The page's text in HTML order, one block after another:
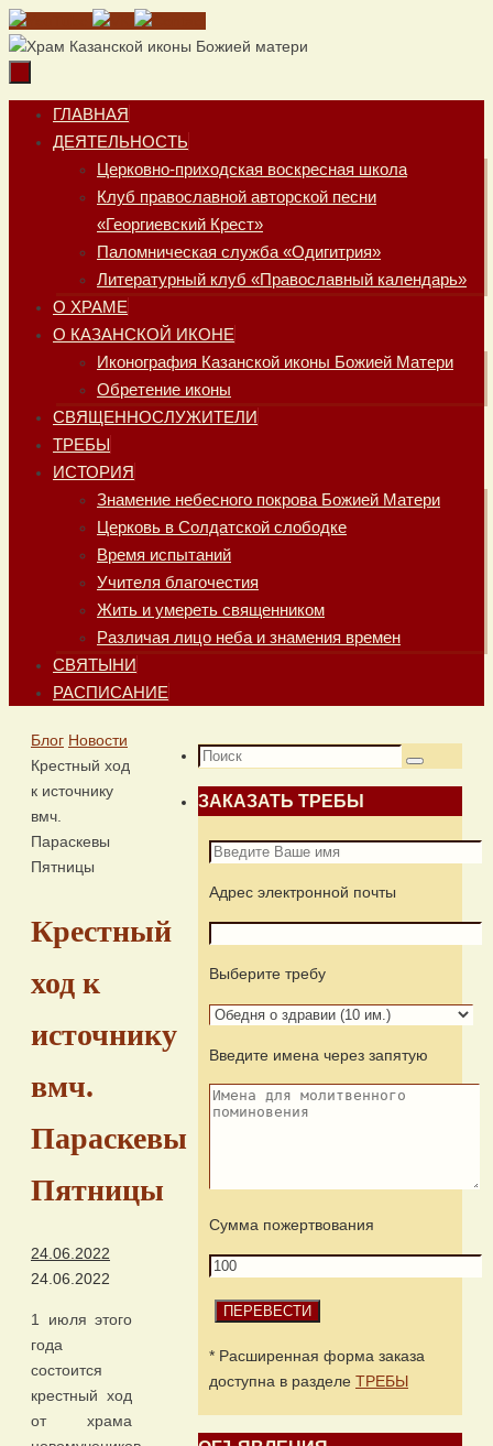
Перейти
к
Перейти
содержимому
ГЛАВНАЯ
ДЕЯТЕЛЬНОСТЬ
Церковно-приходская воскресная школа
Клуб православной авторской песни
«Георгиевский Крест»
Паломническая служба «Одигитрия»
Литературный клуб «Православный календарь»
О ХРАМЕ
О КАЗАНСКОЙ ИКОНЕ
Иконография Казанской иконы Божией Матери
Обретение иконы
СВЯЩЕННОСЛУЖИТЕЛИ
ТРЕБЫ
ИСТОРИЯ
Знамение небесного покрова Божией Матери
Церковь в Солдатской слободке
Время испытаний
Учителя благочестия
Жить и умереть священником
Различая лицо неба и знамения времен
СВЯТЫНИ
РАСПИСАНИЕ
Главная
Блог Новости
Крестный ход
к источнику
вмч.
Параскевы
Пятницы
Крестный
ход к
источнику
вмч.
Параскевы
Пятницы
24.06.2022
24.06.2022
1 июля этого
года
состоится
крестный ход
от храма
Что
Поиск
ЗАКАЗАТЬ ТРЕБЫ
Адрес электронной почты
Выберите требу
Введите имена через запятую
Сумма пожертвования
* Расширенная форма заказа
доступна в разделе ТРЕБЫ